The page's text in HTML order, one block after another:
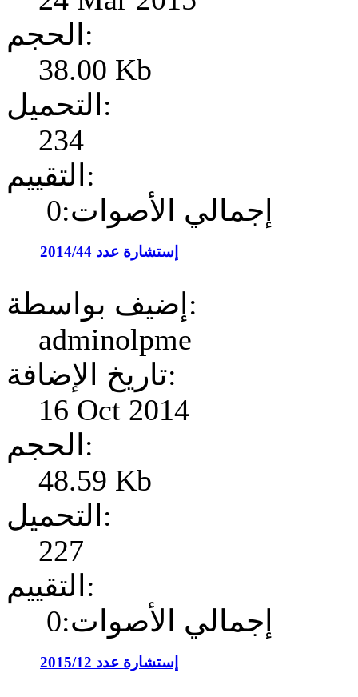
الحجم:
38.00 Kb
التحميل:
234
التقييم:
إجمالي الأصوات:0
إستشارة عدد 2014/44
إضيف بواسطة:
adminolpme
تاريخ الإضافة:
16 Oct 2014
الحجم:
48.59 Kb
التحميل:
227
التقييم:
إجمالي الأصوات:0
إستشارة عدد 2015/12